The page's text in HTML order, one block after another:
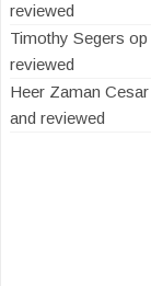
reviewed
Timothy Segers op
reviewed
Heer Zaman Cesar
and reviewed